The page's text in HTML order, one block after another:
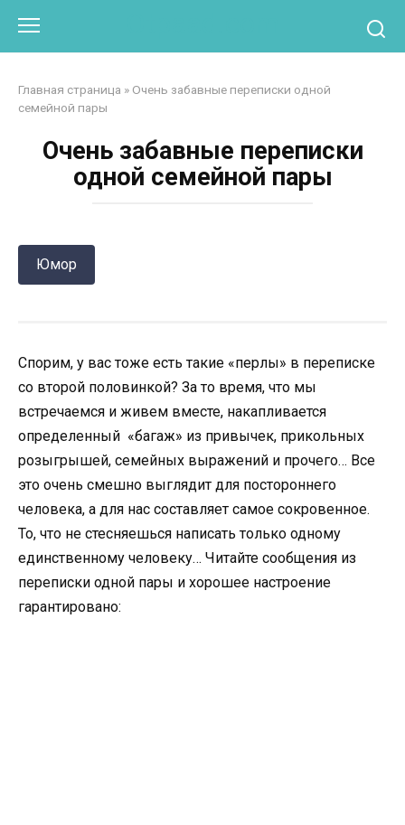
контенту
Главная страница » Очень забавные переписки одной
семейной пары
Очень забавные переписки
одной семейной пары
Юмор
Спорим, у вас тоже есть такие «перлы» в переписке
со второй половинкой? За то время, что мы
встречаемся и живем вместе, накапливается
определенный «багаж» из привычек, прикольных
розыгрышей, семейных выражений и прочего… Все
это очень смешно выглядит для постороннего
человека, а для нас составляет самое сокровенное.
То, что не стесняешься написать только одному
единственному человеку… Читайте сообщения из
переписки одной пары и хорошее настроение
гарантировано: